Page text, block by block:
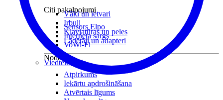
Citi pakalpojumi
Sensors Elpo
Interneta sargs
VoWi-Fi
Viedtelevīzija
Vāki un ietvari
Irbuļi
Klaviatūras un peles
Lādētāji un adapteri
Noderīgi
Atpirkums
Iekārtu apdrošināšana
Atvērtais līgums